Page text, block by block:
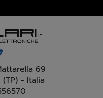
69
(TP) - Italia